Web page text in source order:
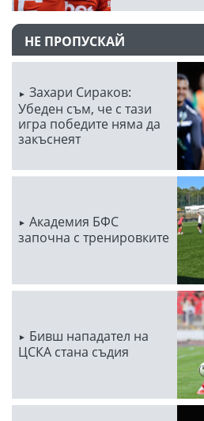
НЕ ПРОПУСКАЙ
Захари Сираков:
Убеден съм, че с тази
игра победите няма да
закъснеят
Академия БФС
започна с тренировките
Бивш нападател на
ЦСКА стана съдия